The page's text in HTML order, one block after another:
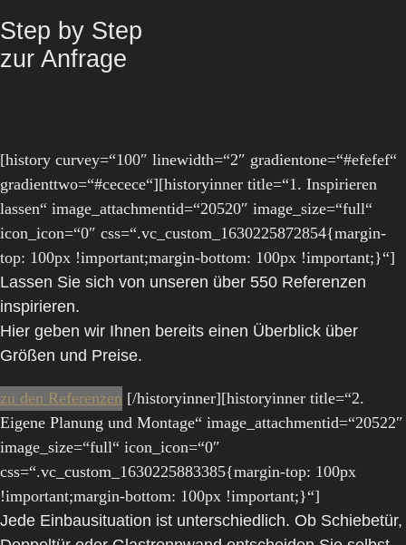
Step by Step
zur Anfrage
[history curvey=“100″ linewidth=“2″ gradientone=“#efefef“
gradienttwo=“#cecece“][historyinner title=“1. Inspirieren
lassen“ image_attachmentid=“20520″ image_size=“full“
icon_icon=“0″ css=“.vc_custom_1630225872854{margin-
top: 100px !important;margin-bottom: 100px !important;}“]
Lassen Sie sich von unseren über 550 Referenzen
inspirieren.
Hier geben wir Ihnen bereits einen Überblick über
Größen und Preise.
zu den Referenzen [/historyinner][historyinner title=“2.
Eigene Planung und Montage“ image_attachmentid=“20522″
image_size=“full“ icon_icon=“0″
css=“.vc_custom_1630225883385{margin-top: 100px
!important;margin-bottom: 100px !important;}“]
Jede Einbausituation ist unterschiedlich. Ob Schiebetür,